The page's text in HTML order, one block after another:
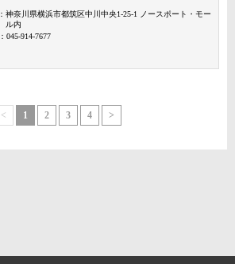
：神奈川県横浜市都筑区中川中央1-25-1 ノースポート・モー
ル内
：045-914-7677
< 1 2 3 4 >